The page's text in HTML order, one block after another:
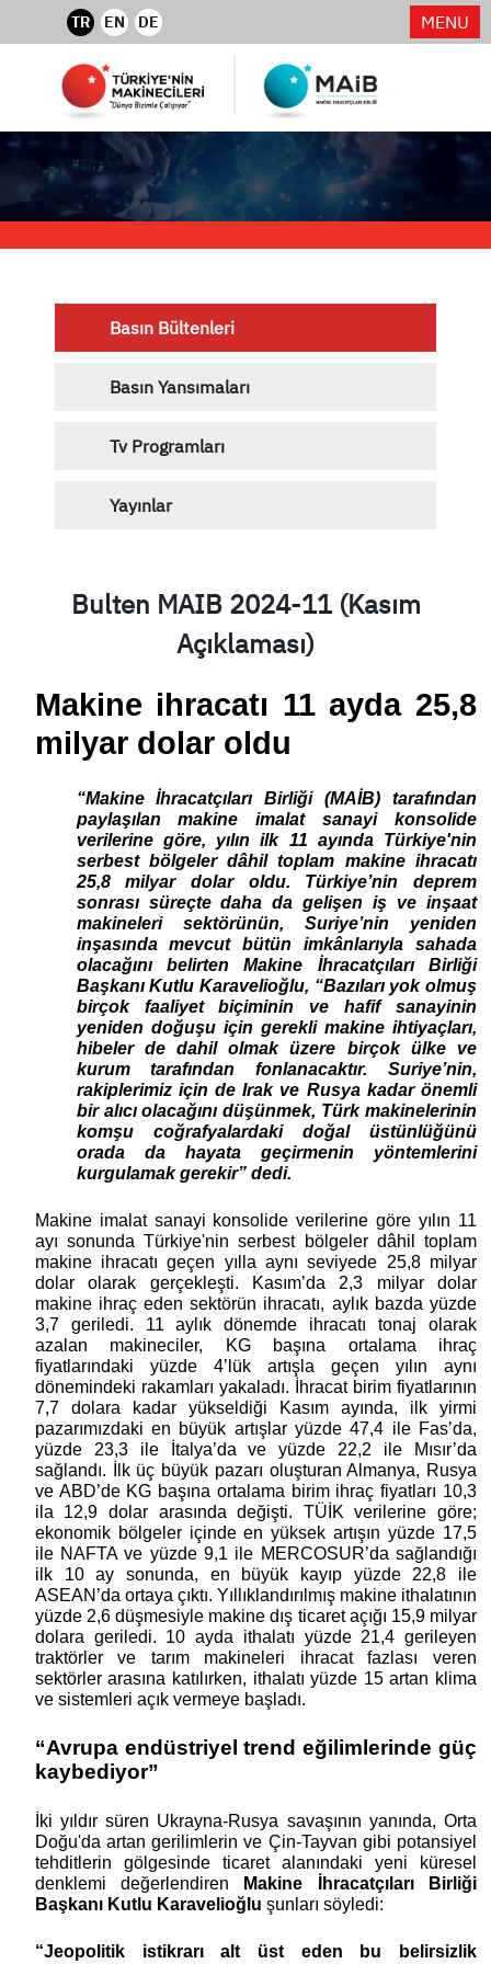
TR EN DE MENU
Basın Bültenleri
Basın Yansımaları
Tv Programları
Yayınlar
Bulten MAIB 2024-11 (Kasım
Açıklaması)
Makine ihracatı 11 ayda 25,8
milyar dolar oldu
“Makine İhracatçıları Birliği (MAİB) tarafından
paylaşılan makine imalat sanayi konsolide
verilerine göre, yılın ilk 11 ayında Türkiye'nin
serbest bölgeler dâhil toplam makine ihracatı
25,8 milyar dolar oldu. Türkiye’nin deprem
sonrası süreçte daha da gelişen iş ve inşaat
makineleri sektörünün, Suriye’nin yeniden
inşasında mevcut bütün imkânlarıyla sahada
olacağını belirten Makine İhracatçıları Birliği
Başkanı Kutlu Karavelioğlu, “Bazıları yok olmuş
birçok faaliyet biçiminin ve hafif sanayinin
yeniden doğuşu için gerekli makine ihtiyaçları,
hibeler de dahil olmak üzere birçok ülke ve
kurum tarafından fonlanacaktır. Suriye’nin,
rakiplerimiz için de Irak ve Rusya kadar önemli
bir alıcı olacağını düşünmek, Türk makinelerinin
komşu coğrafyalardaki doğal üstünlüğünü
orada da hayata geçirmenin yöntemlerini
kurgulamak gerekir” dedi.
Makine imalat sanayi konsolide verilerine göre yılın 11
ayı sonunda Türkiye'nin serbest bölgeler dâhil toplam
makine ihracatı geçen yılla aynı seviyede 25,8 milyar
dolar olarak gerçekleşti. Kasım’da 2,3 milyar dolar
makine ihraç eden sektörün ihracatı, aylık bazda yüzde
3,7 geriledi. 11 aylık dönemde ihracatı tonaj olarak
azalan makineciler, KG başına ortalama ihraç
fiyatlarındaki yüzde 4’lük artışla geçen yılın aynı
dönemindeki rakamları yakaladı. İhracat birim fiyatlarının
7,7 dolara kadar yükseldiği Kasım ayında, ilk yirmi
pazarımızdaki en büyük artışlar yüzde 47,4 ile Fas’da,
yüzde 23,3 ile İtalya’da ve yüzde 22,2 ile Mısır’da
sağlandı. İlk üç büyük pazarı oluşturan Almanya, Rusya
ve ABD’de KG başına ortalama birim ihraç fiyatları 10,3
ila 12,9 dolar arasında değişti. TÜİK verilerine göre;
ekonomik bölgeler içinde en yüksek artışın yüzde 17,5
ile NAFTA ve yüzde 9,1 ile MERCOSUR’da sağlandığı
ilk 10 ay sonunda, en büyük kayıp yüzde 22,8 ile
ASEAN’da ortaya çıktı. Yıllıklandırılmış makine ithalatının
yüzde 2,6 düşmesiyle makine dış ticaret açığı 15,9 milyar
dolara geriledi. 10 ayda ithalatı yüzde 21,4 gerileyen
traktörler ve tarım makineleri ihracat fazlası veren
sektörler arasına katılırken, ithalatı yüzde 15 artan klima
ve sistemleri açık vermeye başladı.
“Avrupa endüstriyel trend eğilimlerinde güç
kaybediyor”
İki yıldır süren Ukrayna-Rusya savaşının yanında, Orta
Doğu'da artan gerilimlerin ve Çin-Tayvan gibi potansiyel
tehditlerin gölgesinde ticaret alanındaki yeni küresel
denklemi değerlendiren
Makine İhracatçıları Birliği
Başkanı Kutlu Karavelioğlu şunları söyledi:
“Jeopolitik istikrarı alt üst eden bu belirsizlik